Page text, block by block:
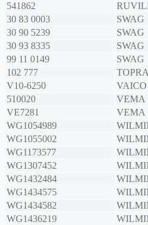
541862
30 83 0003
SWAG
30 90 5239
SWAG
30 93 8335
SWAG
99 11 0149
SWAG
102 777
V10-6250
VAICO
510020
VEMA
VE7281
VEMA
WG1054989
WG1055002
WG1173577
WG1307452
WG1432484
WG1434575
WG1434582
WG1436219